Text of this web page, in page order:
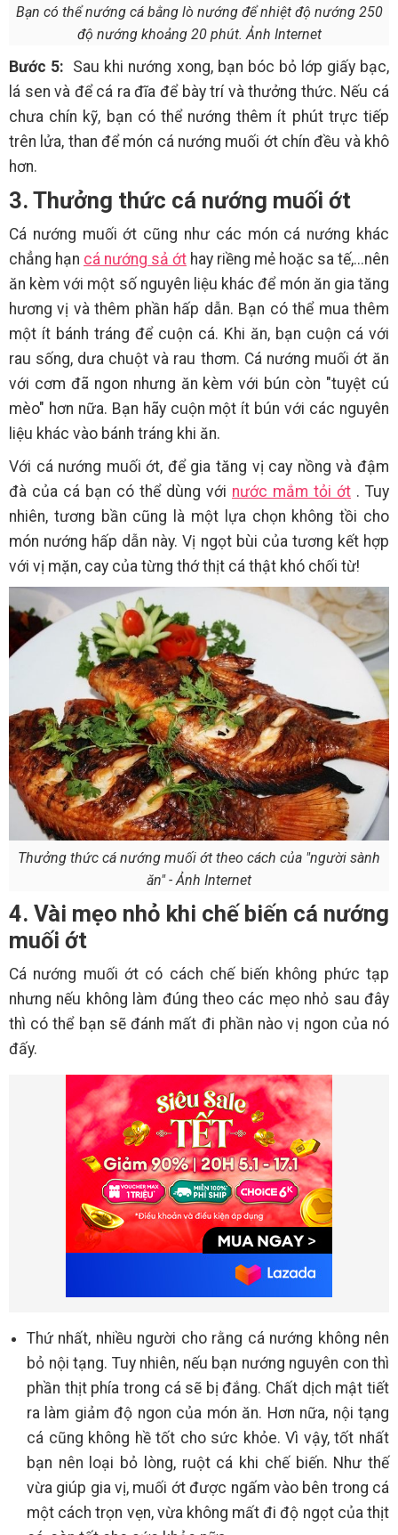
Bạn có thể nướng cá bằng lò nướng để nhiệt độ nướng 250
độ nướng khoảng 20 phút. Ảnh Internet
Bước 5: Sau khi nướng xong, bạn bóc bỏ lớp giấy bạc,
lá sen và để cá ra đĩa để bày trí và thưởng thức. Nếu cá
chưa chín kỹ, bạn có thể nướng thêm ít phút trực tiếp
trên lửa, than để món cá nướng muối ớt chín đều và khô
hơn.
3. Thưởng thức cá nướng muối ớt
Cá nướng muối ớt cũng như các món cá nướng khác
chẳng hạn cá nướng sả ớt hay riềng mẻ hoặc sa tế,...nên
ăn kèm với một số nguyên liệu khác để món ăn gia tăng
hương vị và thêm phần hấp dẫn. Bạn có thể mua thêm
một ít bánh tráng để cuộn cá. Khi ăn, bạn cuộn cá với
rau sống, dưa chuột và rau thơm. Cá nướng muối ớt ăn
với cơm đã ngon nhưng ăn kèm với bún còn "tuyệt cú
mèo" hơn nữa. Bạn hãy cuộn một ít bún với các nguyên
liệu khác vào bánh tráng khi ăn.
Với cá nướng muối ớt, để gia tăng vị cay nồng và đậm
đà của cá bạn có thể dùng với nước mắm tỏi ớt . Tuy
nhiên, tương bần cũng là một lựa chọn không tồi cho
món nướng hấp dẫn này. Vị ngọt bùi của tương kết hợp
với vị mặn, cay của từng thớ thịt cá thật khó chối từ!
Thưởng thức cá nướng muối ớt theo cách của "người sành
ăn" - Ảnh Internet
4. Vài mẹo nhỏ khi chế biến cá nướng
muối ớt
Cá nướng muối ớt có cách chế biến không phức tạp
nhưng nếu không làm đúng theo các mẹo nhỏ sau đây
thì có thể bạn sẽ đánh mất đi phần nào vị ngon của nó
đấy.
Thứ nhất, nhiều người cho rằng cá nướng không nên
bỏ nội tạng. Tuy nhiên, nếu bạn nướng nguyên con thì
phần thịt phía trong cá sẽ bị đắng. Chất dịch mật tiết
ra làm giảm độ ngon của món ăn. Hơn nữa, nội tạng
cá cũng không hề tốt cho sức khỏe. Vì vậy, tốt nhất
bạn nên loại bỏ lòng, ruột cá khi chế biến. Như thế
vừa giúp gia vị, muối ớt được ngấm vào bên trong cá
một cách trọn vẹn, vừa không mất đi độ ngọt của thịt